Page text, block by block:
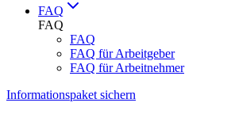
FAQ
FAQ
FAQ
FAQ für Arbeitgeber
FAQ für Arbeitnehmer
Informationspaket sichern